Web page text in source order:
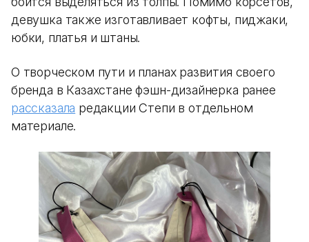
девушка также изготавливает кофты, пиджаки,
юбки, платья и штаны.
О творческом пути и планах развития своего
бренда в Казахстане фэшн-дизайнерка ранее
рассказала редакции Степи в отдельном
материале.